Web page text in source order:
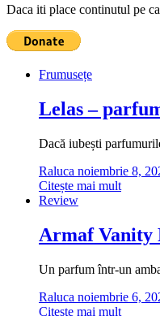
Daca iti place continutul pe
Frumusețe
Lelas –
Dacă iubești
Raluca noiembrie 8,
Citește mai mult
Review
Armaf Vanity
Un parfum într-un
Raluca noiembrie 6,
Citește mai mult